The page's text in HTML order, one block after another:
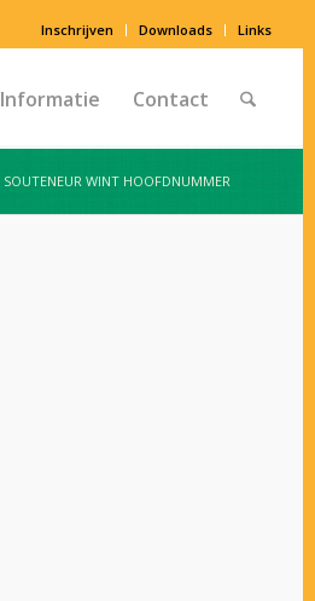
Inschrijven Downloads Links
Informatie Contact
SOUTENEUR WINT HOOFDNUMMER